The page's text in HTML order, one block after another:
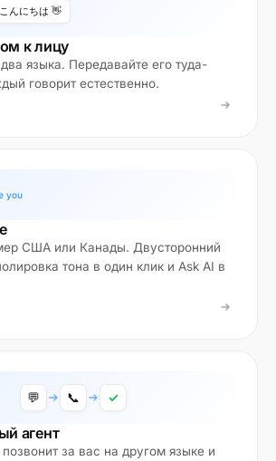
こんにちは 👋
к лицу
языка. Передавайте его туда-
говорит естественно.
you
США или Канады. Двусторонний
тона в один клик и Ask AI в
💬 📞 ✓
агент
за вас на другом языке и